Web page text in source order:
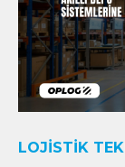
LOJISTIK